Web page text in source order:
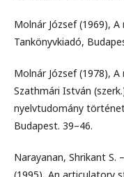
Molnár József (1969),
Tankönyvkiadó,
Molnár József (1978),
Szathmári István
nyelvtudomány
Budapest. 39–46.
Narayanan, Shrikant S.